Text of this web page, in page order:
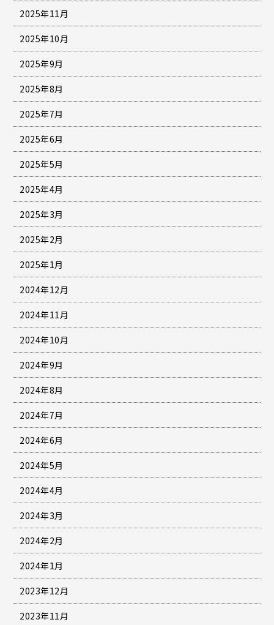
2025年11月
2025年10月
2025年9月
2025年8月
2025年7月
2025年6月
2025年5月
2025年4月
2025年3月
2025年2月
2025年1月
2024年12月
2024年11月
2024年10月
2024年9月
2024年8月
2024年7月
2024年6月
2024年5月
2024年4月
2024年3月
2024年2月
2024年1月
2023年12月
2023年11月